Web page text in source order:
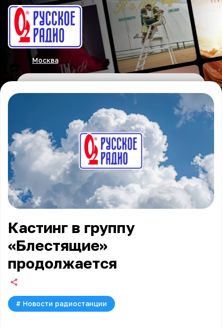
Москва
Кастинг в группу
«Блестящие»
продолжается
# Новости радиостанции